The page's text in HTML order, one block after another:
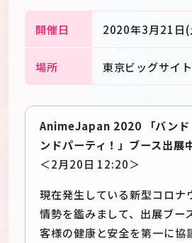
開催日 2020年3月21日
場所 東京ビッグサイト
AnimeJapan 2020 「バンド
ンドパーティ！」ブース出展
＜2月20日 12:20＞
現在発生している新型コロナ
情勢を鑑みまして、出展ブー
客様の健康と安全を第一に協